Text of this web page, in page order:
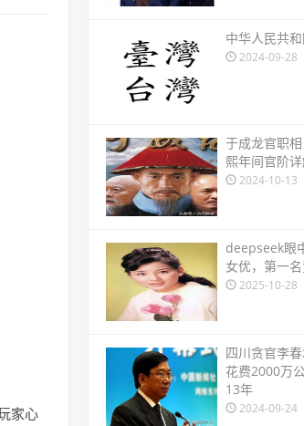
家心
中华人民共
2024-09-28
于成龙官职
熙年间官阶
2024-10-13
​deepseek眼
女优，第一名
2025-10-28
四川贪官李春
花费2000万
13年
2024-09-24